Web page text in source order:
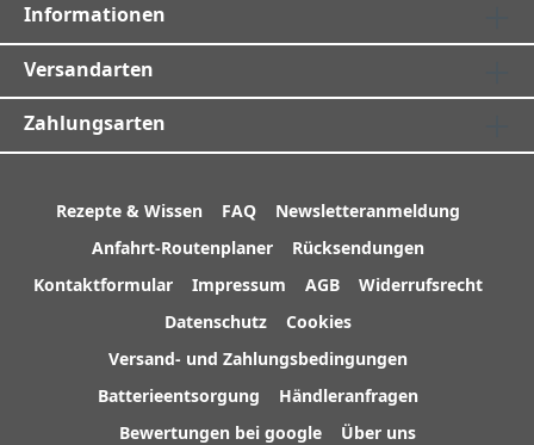
Informationen
Versandarten
Zahlungsarten
Rezepte & Wissen FAQ
Newsletteranmeldung
Anfahrt-Routenplaner
Rücksendungen
Kontaktformular
Impressum AGB
Widerrufsrecht
Datenschutz
Cookies
Versand- und Zahlungsbedingungen
Batterieentsorgung
Händleranfragen
Bewertungen bei google
Über uns